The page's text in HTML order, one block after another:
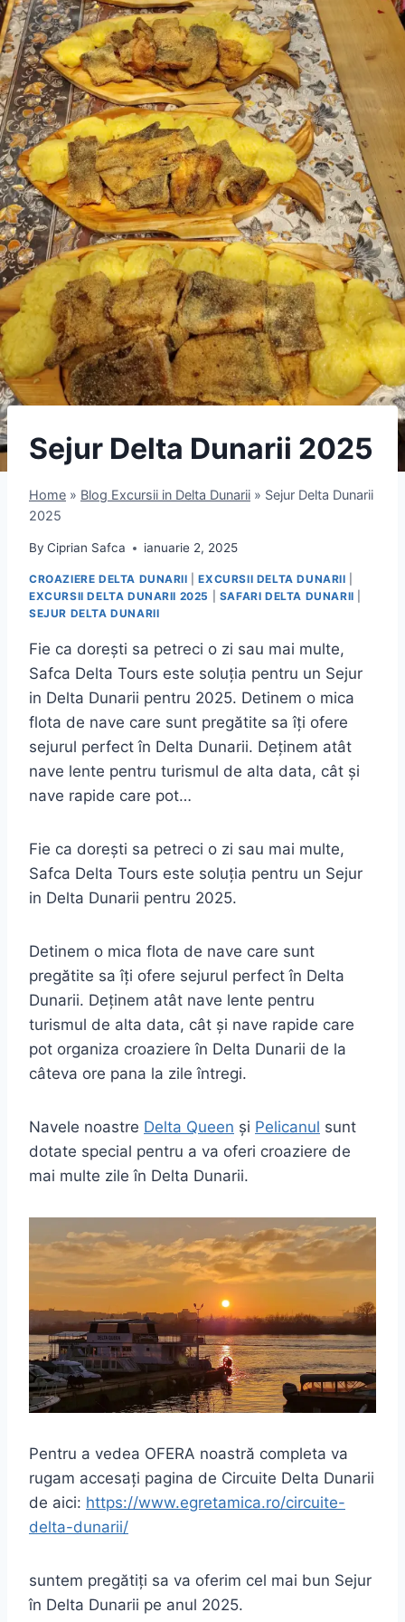
Sejur Delta Dunarii 2025
Home » Blog Excursii in Delta Dunarii » Sejur Delta Dunarii
2025
By Ciprian Safca ianuarie 2, 2025
CROAZIERE DELTA DUNARII |EXCURSII DELTA DUNARII
EXCURSII DELTA DUNARII 2025
SAFARI DELTA DUNARII
SEJUR DELTA DUNARII
Fie ca dorești sa petreci o zi sau mai multe,
Safca Delta Tours este soluția pentru un Sejur
in Delta Dunarii pentru 2025. Detinem o mica
flota de nave care sunt pregătite sa îți ofere
sejurul perfect în Delta Dunarii. Deținem atât
nave lente pentru turismul de alta data, cât și
nave rapide care pot…
Fie ca dorești sa petreci o zi sau mai multe,
Safca Delta Tours este soluția pentru un Sejur
in Delta Dunarii pentru 2025.
Detinem o mica flota de nave care sunt
pregătite sa îți ofere sejurul perfect în Delta
Dunarii. Deținem atât nave lente pentru
turismul de alta data, cât și nave rapide care
pot organiza croaziere în Delta Dunarii de la
câteva ore pana la zile întregi.
Navele noastre Delta Queen și Pelicanul sunt
dotate special pentru a va oferi croaziere de
mai multe zile în Delta Dunarii.
Pentru a vedea OFERA noastră completa va
rugam accesați pagina de Circuite Delta Dunarii
de aici: https://www.egretamica.ro/circuite-
delta-dunarii/
suntem pregătiți sa va oferim cel mai bun Sejur
în Delta Dunarii pe anul 2025.